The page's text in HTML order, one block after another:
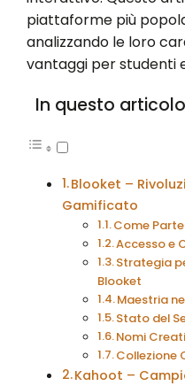
piattaforme più
analizzando le loro
vantaggi per studenti
In questo articolo
Blooket –
Gamificato
Come
Accesso e
Strategia
Blooket
Maestria
Stato del
Nomi
Collezione
Kahoot –